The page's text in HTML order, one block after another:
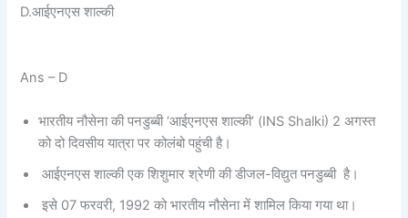
D.आईएनएस शाल्की
Ans – D
भारतीय नौसेना की पनडुब्बी ‘आईएनएस शाल्की’ (INS Shalki) 2 अगस्त
को दो दिवसीय यात्रा पर कोलंबो पहुंची है।
आईएनएस शाल्की एक शिशुमार श्रेणी की डीजल-विद्युत पनडुब्बी है।
इसे 07 फरवरी, 1992 को भारतीय नौसेना में शामिल किया गया था।